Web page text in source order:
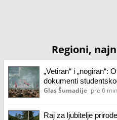
Regioni,
„Vetiran“ i „nogiran“:
dokumenti
Glas Šumadije pre 6
Raj za ljubitelje